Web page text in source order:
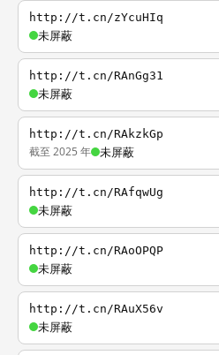
http://t.cn/zYcuHIq
未屏蔽
http://t.cn/RAnGg31
未屏蔽
http://t.cn/RAkzkGp
截至 2025 年 未屏蔽
http://t.cn/RAfqwUg
未屏蔽
http://t.cn/RAoOPQP
未屏蔽
http://t.cn/RAuX56v
未屏蔽